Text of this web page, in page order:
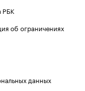
РБК
об ограничениях
данных